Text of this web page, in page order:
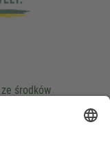
środków
budżetu.